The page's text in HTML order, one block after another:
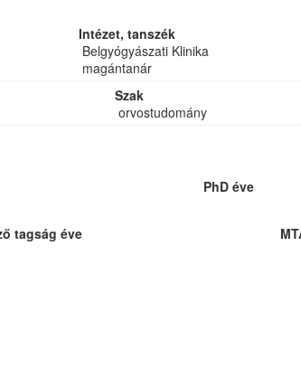
Intézet, tanszék
Belgyógyászati Klinika
magántanár
Szak
orvostudomány
PhD éve
tagság éve